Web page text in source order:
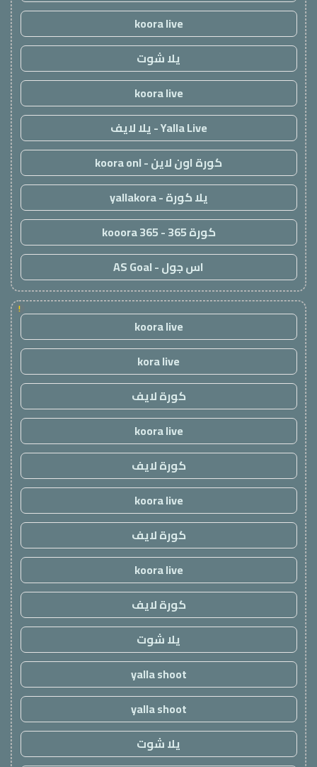
koora live
يلا شوت
koora live
Yalla Live - يلا لايف
كورة اون لاين - koora onl
يلا كورة - yallakora
كورة 365 - kooora 365
اس جول - AS Goal
!
koora live
kora live
كورة لايف
koora live
كورة لايف
koora live
كورة لايف
koora live
كورة لايف
يلا شوت
yalla shoot
yalla shoot
يلا شوت